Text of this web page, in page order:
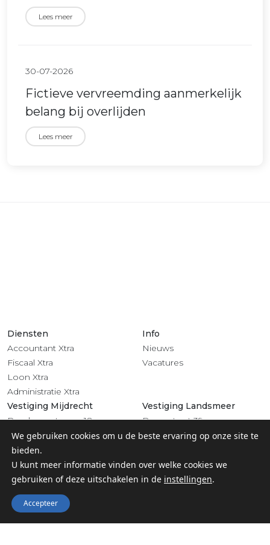
Lees meer
30-07-2026
Fictieve vervreemding aanmerkelijk
belang bij overlijden
Lees meer
Volg ons
Diensten
Accountant Xtra
Fiscaal Xtra
Loon Xtra
Administratie Xtra
Info
Nieuws
Vacatures
Vestiging Mijdrecht
Rendementsweg 18
3641 SL Mijdrecht
0297 - 283 201
Vestiging Landsmeer
Dorpsstraat 39
1121 BV Landsmeer
We gebruiken cookies om u de beste ervaring op onze site te
bieden.
U kunt meer informatie vinden over welke cookies we
gebruiken of deze uitschakelen in de instellingen.
Accepteer